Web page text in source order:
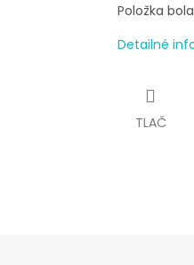
Položka
Detailné
TLAČ